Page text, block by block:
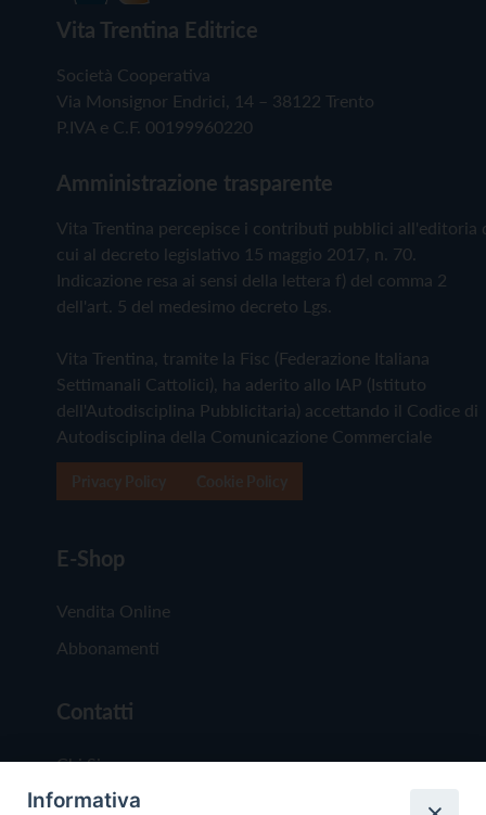
Vita Trentina Editrice
Società Cooperativa
Via Monsignor Endrici, 14 – 38122 Trento
P.IVA e C.F. 00199960220
Amministrazione trasparente
Vita Trentina percepisce i contributi pubblici all'editoria
cui al decreto legislativo 15 maggio 2017, n. 70.
Indicazione resa ai sensi della lettera f) del comma 2
dell'art. 5 del medesimo decreto Lgs.
Vita Trentina, tramite la Fisc (Federazione Italiana
Settimanali Cattolici), ha aderito allo IAP (Istituto
dell'Autodisciplina Pubblicitaria) accettando il Codice di
Autodisciplina della Comunicazione Commerciale
E-Shop
Vendita Online
Abbonamenti
Contatti
Chi Siamo
Redazione
Informativa